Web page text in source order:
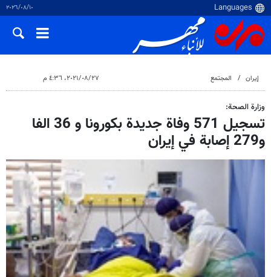
١٠‏/٠٨‏/٢٠٢٦
إيران المجتمع ٢٧‏/٠٨‏/٢٠٢١، ٤:٣٦ م
وزارة الصحة:
تسجيل 571 وفاة جديدة بكورونا و 36 الفا
و279 إصابة في إيران